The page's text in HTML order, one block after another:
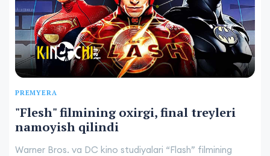
PREMYERA
"Flesh" filmining oxirgi, final treyleri
namoyish qilindi
Warner Bros. va DC kino studiyalari “Flash” filmining